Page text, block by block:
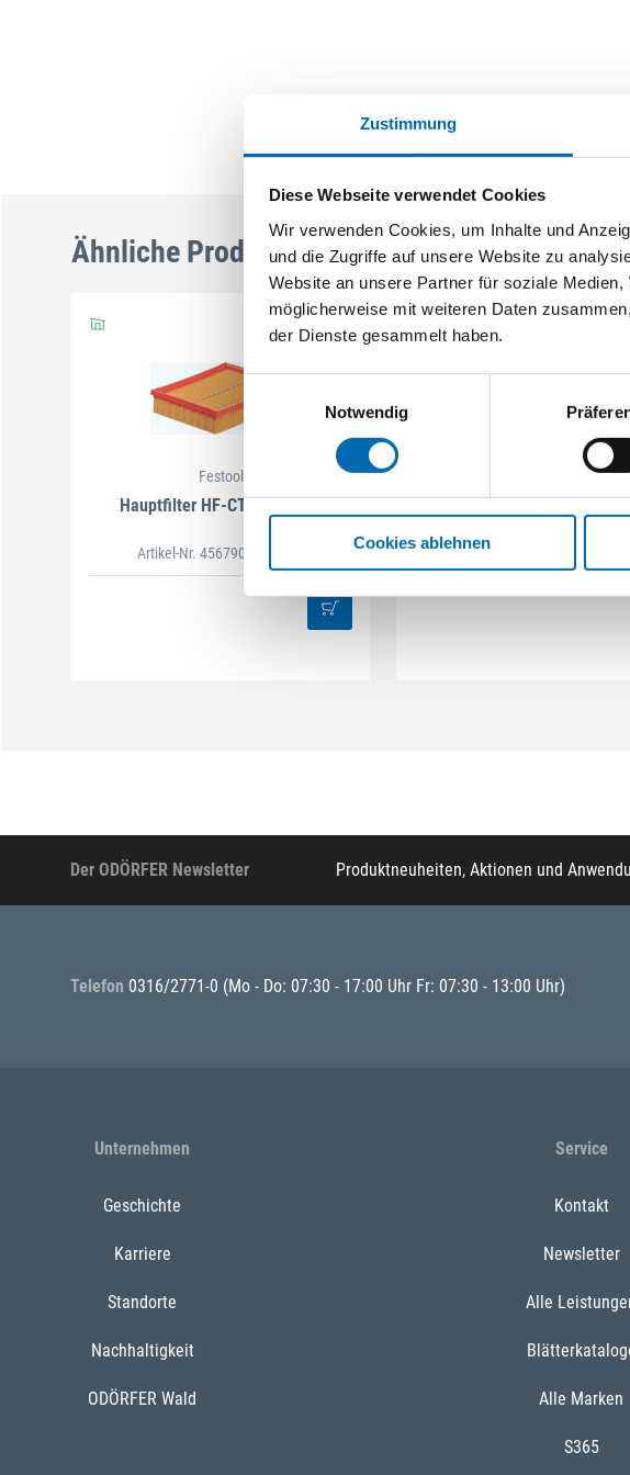
Zustimmung
Diese Webseite verwendet Cookies
Wir verwenden Cookies, um Inhalte und
und die Zugriffe auf unsere Website zu
Website an unsere Partner für soziale
möglicherweise mit weiteren Daten
der Dienste gesammelt haben.
Einwilligungsauswahl
Notwendig
Cookies ablehnen
Ähnliche Produkte
Festool
Hauptfilter HF-CT-MINI/MIDI
Artikel-Nr. 456790
Hauptfilter HF-CT MINI/
Artikel-Nr. 204200
Der ODÖRFER Newsletter Produktneuheiten, Aktionen und
Telefon 0316/2771-0 (Mo - Do: 07:30 - 17:00 Uhr Fr: 07:30 - 13:00 Uhr)
Unternehmen
Geschichte
Karriere
Standorte
Nachhaltigkeit
ODÖRFER Wald
Service
Kontakt
Newsletter
Alle
Alle Marken
S365